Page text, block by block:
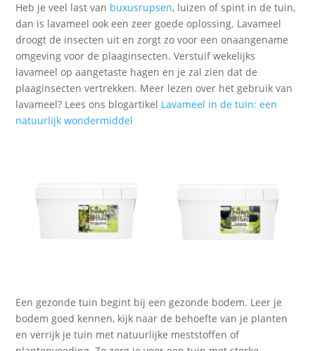
Heb je veel last van buxusrupsen, luizen of spint in de tuin,
dan is lavameel ook een zeer goede oplossing. Lavameel
droogt de insecten uit en zorgt zo voor een onaangename
omgeving voor de plaaginsecten. Verstuif wekelijks
lavameel op aangetaste hagen en je zal zien dat de
plaaginsecten vertrekken. Meer lezen over het gebruik van
lavameel? Lees ons blogartikel Lavameel in de tuin: een
natuurlijk wondermiddel
Een gezonde tuin begint bij een gezonde bodem. Leer je
bodem goed kennen, kijk naar de behoefte van je planten
en verrijk je tuin met natuurlijke meststoffen of